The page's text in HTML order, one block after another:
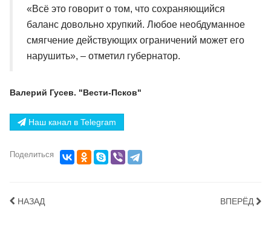
«Всё это говорит о том, что сохраняющийся
баланс довольно хрупкий. Любое необдуманное
смягчение действующих ограничений может его
нарушить», – отметил губернатор.
Валерий Гусев. "Вести-Псков"
Наш канал в Telegram
Поделиться
НАЗАД ВПЕРЁД